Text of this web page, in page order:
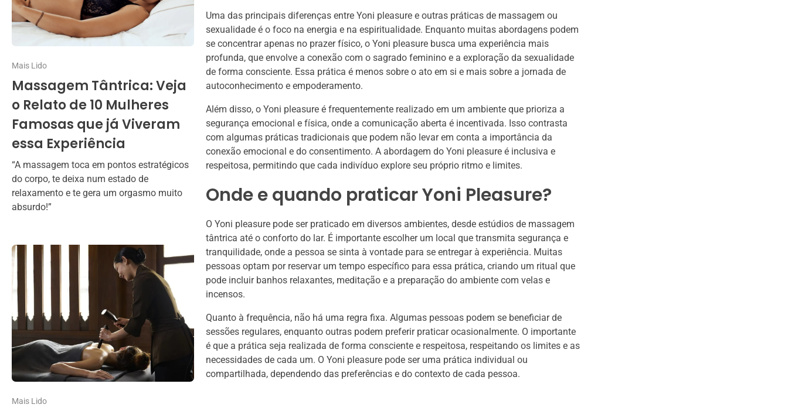
Mais Lido
Massagem Tântrica: Veja
o Relato de 10 Mulheres
Famosas que já Viveram
essa Experiência
“A massagem toca em pontos estratégicos
do corpo, te deixa num estado de
relaxamento e te gera um orgasmo muito
absurdo!”
Mais Lido
Uma das principais diferenças entre Yoni pleasure e outras práticas de massagem ou
sexualidade é o foco na energia e na espiritualidade. Enquanto muitas abordagens podem
se concentrar apenas no prazer físico, o Yoni pleasure busca uma experiência mais
profunda, que envolve a conexão com o sagrado feminino e a exploração da sexualidade
de forma consciente. Essa prática é menos sobre o ato em si e mais sobre a jornada de
autoconhecimento e empoderamento.
Além disso, o Yoni pleasure é frequentemente realizado em um ambiente que prioriza a
segurança emocional e física, onde a comunicação aberta é incentivada. Isso contrasta
com algumas práticas tradicionais que podem não levar em conta a importância da
conexão emocional e do consentimento. A abordagem do Yoni pleasure é inclusiva e
respeitosa, permitindo que cada indivíduo explore seu próprio ritmo e limites.
Onde e quando praticar Yoni Pleasure?
O Yoni pleasure pode ser praticado em diversos ambientes, desde estúdios de massagem
tântrica até o conforto do lar. É importante escolher um local que transmita segurança e
tranquilidade, onde a pessoa se sinta à vontade para se entregar à experiência. Muitas
pessoas optam por reservar um tempo específico para essa prática, criando um ritual que
pode incluir banhos relaxantes, meditação e a preparação do ambiente com velas e
incensos.
Quanto à frequência, não há uma regra fixa. Algumas pessoas podem se beneficiar de
sessões regulares, enquanto outras podem preferir praticar ocasionalmente. O importante
é que a prática seja realizada de forma consciente e respeitosa, respeitando os limites e as
necessidades de cada um. O Yoni pleasure pode ser uma prática individual ou
compartilhada, dependendo das preferências e do contexto de cada pessoa.